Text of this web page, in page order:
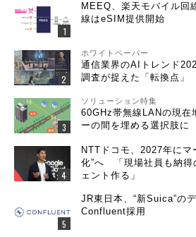
MEEQ、楽天モバイル
線はeSIM提供開始
ホワイトペーパー
通信業界のAIトレンド
調査が捉えた「転換点」
ソリューション特集
60GHz帯無線LANの現
ーの間を埋める選択肢に
NTTドコモ、2027年にマ
化”へ 「現場社員も納得
ェント作る」
JR東日本、“新Suica”の
Confluent採用